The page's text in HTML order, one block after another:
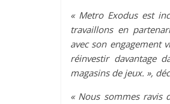
« Metro Exodus est
travaillons en
avec son engagement
réinvestir davantage
magasins de jeux. »,
« Nous sommes ravis